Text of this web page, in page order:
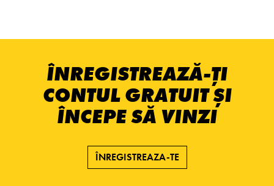
ÎNREGISTREAZĂ-ȚI
CONTUL GRATUIT ȘI
ÎNCEPE SĂ VINZI
ÎNREGISTREAZA-TE